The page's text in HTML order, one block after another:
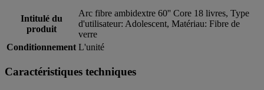
Intitulé du
produit
Arc fibre ambidextre 60'' Core 18 livres, Type
d'utilisateur: Adolescent, Matériau: Fibre de
verre
Conditionnement L'unité
Caractéristiques techniques